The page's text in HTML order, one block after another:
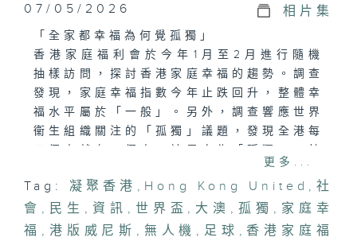
07/05/2026 相片集
「全家都幸福為何覺孤獨」
香港家庭福利會於今年1月至2月進行隨機
抽樣訪問，探討香港家庭幸福的趨勢。調查
發現，家庭幸福指數今年止跌回升，整體幸
福水平屬於「一般」。另外，調查響應世界
衞生組織關注的「孤獨」議題，發現全港每
世衞數字嚴重。究竟如何面對孤獨？又如何
增加家庭幸福？
「無人機足球鬥智又鬥謀」
更多...
Tag: 凝聚香港 , Hong Kong United , 社
會 , 民生 , 資訊 , 世界盃 , 大澳 , 孤獨 , 家庭幸
福 , 港版威尼斯 , 無人機 , 足球 , 香港家庭福